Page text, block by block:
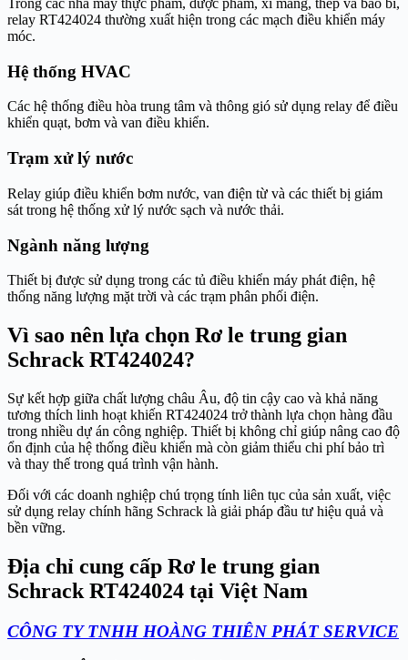
Trong các nhà máy thực phẩm, dược phẩm, xi măng, thép và bao bì,
relay RT424024 thường xuất hiện trong các mạch điều khiển máy
móc.
Hệ thống HVAC
Các hệ thống điều hòa trung tâm và thông gió sử dụng relay để điều
khiển quạt, bơm và van điều khiển.
Trạm xử lý nước
Relay giúp điều khiển bơm nước, van điện từ và các thiết bị giám
sát trong hệ thống xử lý nước sạch và nước thải.
Ngành năng lượng
Thiết bị được sử dụng trong các tủ điều khiển máy phát điện, hệ
thống năng lượng mặt trời và các trạm phân phối điện.
Vì sao nên lựa chọn Rơ le trung gian
Schrack RT424024?
Sự kết hợp giữa chất lượng châu Âu, độ tin cậy cao và khả năng
tương thích linh hoạt khiến RT424024 trở thành lựa chọn hàng đầu
trong nhiều dự án công nghiệp. Thiết bị không chỉ giúp nâng cao độ
ổn định của hệ thống điều khiển mà còn giảm thiểu chi phí bảo trì
và thay thế trong quá trình vận hành.
Đối với các doanh nghiệp chú trọng tính liên tục của sản xuất, việc
sử dụng relay chính hãng Schrack là giải pháp đầu tư hiệu quả và
bền vững.
Địa chỉ cung cấp Rơ le trung gian
Schrack RT424024 tại Việt Nam
CÔNG TY TNHH HOÀNG THIÊN PHÁT SERVICE